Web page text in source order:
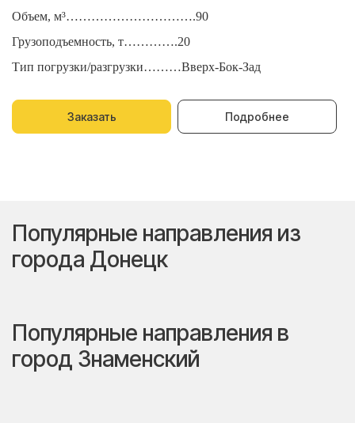
Объем, м³………………………….90
Грузоподъемность, т………….20
Тип погрузки/разгрузки………Вверх-Бок-Зад
Заказать Подробнее
Популярные направления из
города Донецк
Популярные направления в
город Знаменский